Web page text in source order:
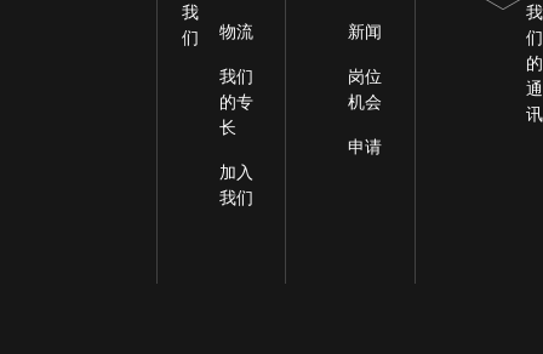
我
们
物流
我们
的专
长
加入
我们
新闻
岗位
机会
申请
我
们
的
通
讯